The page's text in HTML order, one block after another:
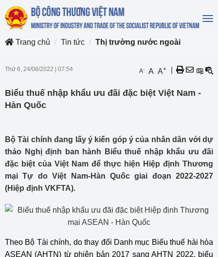
Trang chủ
Tin tức Thị trường nước ngoài
Thứ 6, 24/06/2022 07:54 A- A A+
Biểu thuế nhập khẩu ưu đãi đặc biệt Việt Nam -
Hàn Quốc
Bộ Tài chính đang lấy ý kiến góp ý của nhân dân với dự
thảo Nghị định ban hành Biểu thuế nhập khẩu ưu đãi
đặc biệt của Việt Nam để thực hiện Hiệp định Thương
mại Tự do Việt Nam-Hàn Quốc giai đoạn 2022-2027
(Hiệp định VKFTA).
Theo Bộ Tài chính, do thay đổi Danh mục Biểu thuế hài hòa
ASEAN (AHTN) từ phiên bản 2017 sang AHTN 2022, biểu